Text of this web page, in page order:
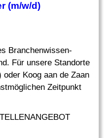
(m/w/d)
Branchenwissen-
Für unsere Standorte
Koog aan de Zaan
Zeitpunkt